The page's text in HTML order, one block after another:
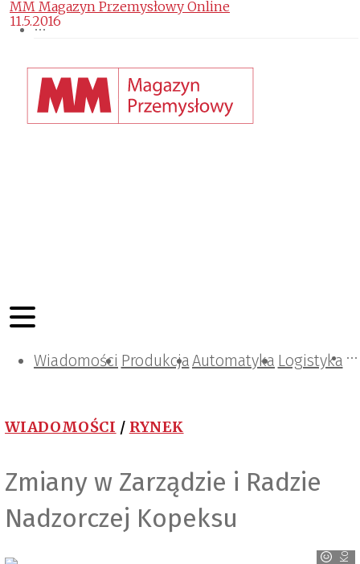
Wiadomości ProdukcjaAutomatyka Logistyka
Projektowanie i konstrukcje
Zarządzanie i IT
Tematy specjalne
WIADOMOŚCI / RYNEK
Zmiany w Zarządzie i Radzie
Nadzorczej Kopeksu
Kopex
MM Magazyn Przemysłowy Online
11.5.2016